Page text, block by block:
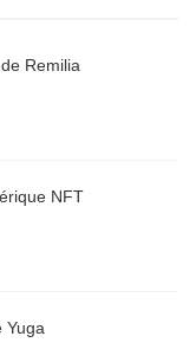
Remilia
NFT
Yuga